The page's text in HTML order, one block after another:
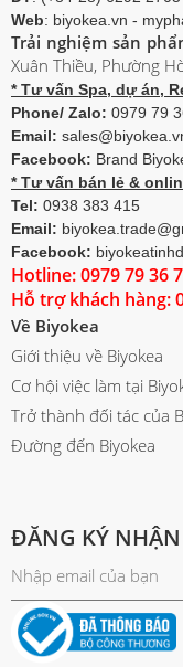
Web: biyokea.vn -
Trải nghiệm sản
Xuân Thiều, Phường
* Tư vấn Spa, dự án,
Phone/ Zalo: 0979 79
Email:
Facebook: Brand
* Tư vấn bán lẻ &
Tel: 0938 383 415
Email:
Facebook:
Hotline: 0979 79 36
Hỗ trợ khách hàng:
Về Biyokea
Giới thiệu về Biyokea
Cơ hội việc làm tại
Trở thành đối tác của
Đường đến Biyokea
ĐĂNG KÝ